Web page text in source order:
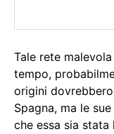
Tale rete
tempo,
origini
Spagna, ma le
che essa sia stata